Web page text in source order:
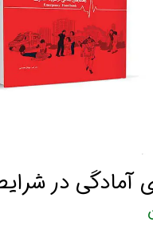
آمادگی در